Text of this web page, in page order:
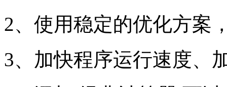
2、使用稳定的优化方案
3、加快程序运行速度、